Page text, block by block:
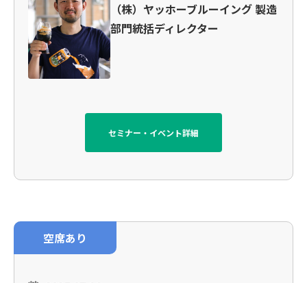
（株）ヤッホーブルーイング 製造
部門統括ディレクター
セミナー・イベント詳細
空席あり